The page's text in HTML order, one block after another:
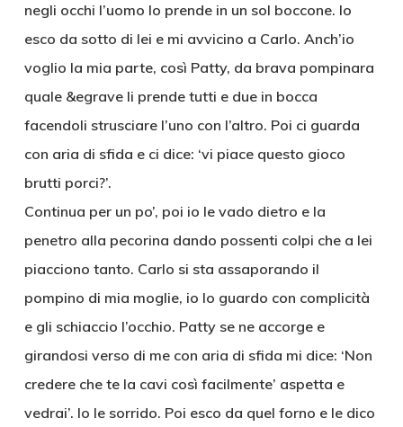
negli occhi l’uomo lo prende in un sol boccone. Io
esco da sotto di lei e mi avvicino a Carlo. Anch’io
voglio la mia parte, così Patty, da brava pompinara
quale &egrave li prende tutti e due in bocca
facendoli strusciare l’uno con l’altro. Poi ci guarda
con aria di sfida e ci dice: ‘vi piace questo gioco
brutti porci?’.
Continua per un po’, poi io le vado dietro e la
penetro alla pecorina dando possenti colpi che a lei
piacciono tanto. Carlo si sta assaporando il
pompino di mia moglie, io lo guardo con complicità
e gli schiaccio l’occhio. Patty se ne accorge e
girandosi verso di me con aria di sfida mi dice: ‘Non
credere che te la cavi così facilmente’ aspetta e
vedrai’. Io le sorrido. Poi esco da quel forno e le dico